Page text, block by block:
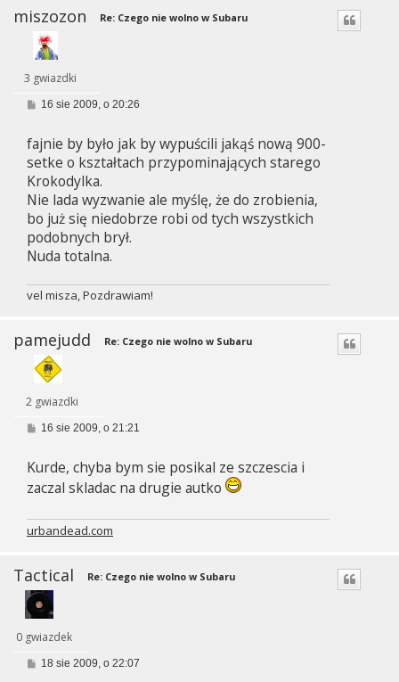
miszozon
3 gwiazdki
Re: Czego nie wolno w Subaru
P
t
16 sie 2009, o 20:26
fajnie by było jak by wypuścili jakąś nową 900-
setke o kształtach przypominających starego
Krokodylka.
Nie lada wyzwanie ale myślę, że do zrobienia,
bo już się niedobrze robi od tych wszystkich
podobnych brył.
Nuda totalna.
vel misza, Pozdrawiam!
pamejudd
2 gwiazdki
Re: Czego nie wolno w Subaru
P
t
16 sie 2009, o 21:21
Kurde, chyba bym sie posikal ze szczescia i
zaczal skladac na drugie autko
urbandead.com
Tactical
0 gwiazdek
Re: Czego nie wolno w Subaru
P18 sie 2009, o 22:07